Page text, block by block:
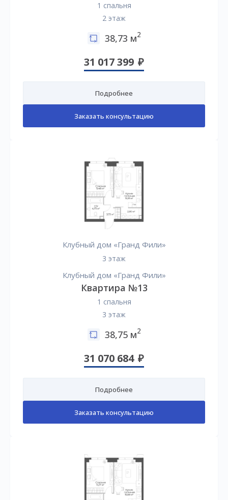
1 спальня
2 этаж
38,73 м2
31 017 399
Подробнее
Заказать консультацию
Клубный дом «Гранд Фили»
3 этаж
Клубный дом «Гранд Фили»
Квартира №13
1 спальня
3 этаж
38,75 м2
31 070 684
Подробнее
Заказать консультацию